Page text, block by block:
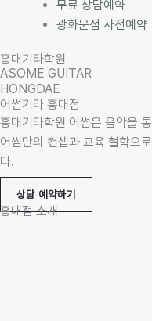
무료 상담예약
광화문점 사전예약
홍대기타학원
ASOME GUITAR
HONGDAE
어썸기타 홍대점
홍대기타학원 어썸은 음악을
어썸만의 컨셉과 교육 철학으
다.
상담 예약하기
홍대점 소개